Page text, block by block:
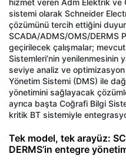
hizmet veren Adm Elektrik
sistemi olarak Schneider
çözümünü tercih ettiğini
SCADA/ADMS/OMS/DERMS
geçirilecek çalışmalar;
Sistemleri’nin yenilenmesinin
seviye analiz ve optimizasyon
Yönetim Sistemi (DMS) ile
yönetimini sağlayacak
ayrıca başta Coğrafi Bilgi
kritik BT sistemiyle
Tek model, tek arayüz:
DERMS’in entegre